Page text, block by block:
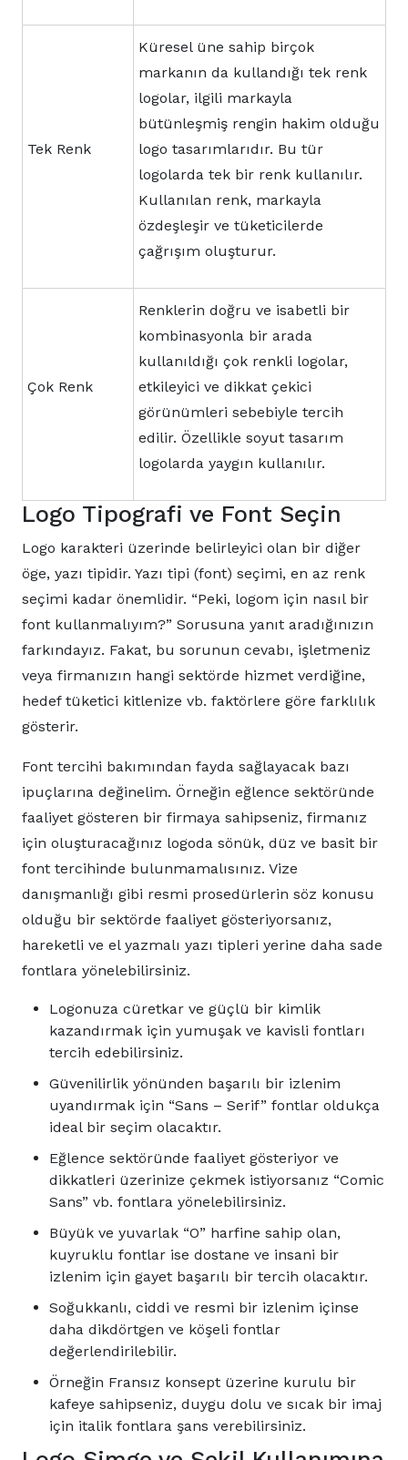
Tek Renk
Küresel üne sahip birçok
markanın da kullandığı tek renk
logolar, ilgili markayla
bütünleşmiş rengin hakim olduğu
logo tasarımlarıdır. Bu tür
logolarda tek bir renk kullanılır.
Kullanılan renk, markayla
özdeşleşir ve tüketicilerde
çağrışım oluşturur.
Çok Renk
Renklerin doğru ve isabetli bir
kombinasyonla bir arada
kullanıldığı çok renkli logolar,
etkileyici ve dikkat çekici
görünümleri sebebiyle tercih
edilir. Özellikle soyut tasarım
logolarda yaygın kullanılır.
Logo Tipografi ve Font Seçin
Logo karakteri üzerinde belirleyici olan bir diğer
öge, yazı tipidir. Yazı tipi (font) seçimi, en az renk
seçimi kadar önemlidir. “Peki, logom için nasıl bir
font kullanmalıyım?” Sorusuna yanıt aradığınızın
farkındayız. Fakat, bu sorunun cevabı, işletmeniz
veya firmanızın hangi sektörde hizmet verdiğine,
hedef tüketici kitlenize vb. faktörlere göre farklılık
gösterir.
Font tercihi bakımından fayda sağlayacak bazı
ipuçlarına değinelim. Örneğin eğlence sektöründe
faaliyet gösteren bir firmaya sahipseniz, firmanız
için oluşturacağınız logoda sönük, düz ve basit bir
font tercihinde bulunmamalısınız. Vize
danışmanlığı gibi resmi prosedürlerin söz konusu
olduğu bir sektörde faaliyet gösteriyorsanız,
hareketli ve el yazmalı yazı tipleri yerine daha sade
fontlara yönelebilirsiniz.
Logonuza cüretkar ve güçlü bir kimlik
kazandırmak için yumuşak ve kavisli fontları
tercih edebilirsiniz.
Güvenilirlik yönünden başarılı bir izlenim
uyandırmak için “Sans – Serif” fontlar oldukça
ideal bir seçim olacaktır.
Eğlence sektöründe faaliyet gösteriyor ve
dikkatleri üzerinize çekmek istiyorsanız “Comic
Sans” vb. fontlara yönelebilirsiniz.
Büyük ve yuvarlak “O” harfine sahip olan,
kuyruklu fontlar ise dostane ve insani bir
izlenim için gayet başarılı bir tercih olacaktır.
Soğukkanlı, ciddi ve resmi bir izlenim içinse
daha dikdörtgen ve köşeli fontlar
değerlendirilebilir.
Örneğin Fransız konsept üzerine kurulu bir
kafeye sahipseniz, duygu dolu ve sıcak bir imaj
için italik fontlara şans verebilirsiniz.